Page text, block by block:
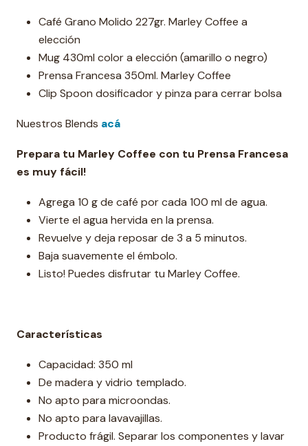
Café Grano Molido 227gr. Marley Coffee a
elección
Mug 430ml color a elección (amarillo o negro)
Prensa Francesa 350ml. Marley Coffee
Clip Spoon dosificador y pinza para cerrar bolsa
Nuestros Blends acá
Prepara tu Marley Coffee con tu Prensa Francesa
es muy fácil!
Agrega 10 g de café por cada 100 ml de agua.
Vierte el agua hervida en la prensa.
Revuelve y deja reposar de 3 a 5 minutos.
Baja suavemente el émbolo.
Listo! Puedes disfrutar tu Marley Coffee.
Características
Capacidad: 350 ml
De madera y vidrio templado.
No apto para microondas.
No apto para lavavajillas.
Producto frágil. Separar los componentes y lavar